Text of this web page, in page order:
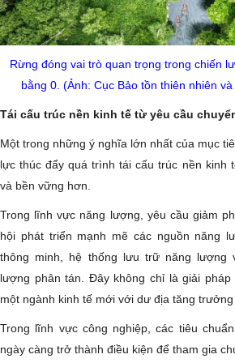
Rừng đóng vai trò quan trọng trong chiến
bằng 0. (Ảnh: Cục Bảo tồn thiên nhiên
Tái cấu trúc nền kinh tế từ yêu cầu
Một trong những ý nghĩa lớn nhất của mục
lực thúc đẩy quá trình tái cấu trúc nền kinh
và bền vững hơn.
Trong lĩnh vực năng lượng, yêu cầu giảm
hội phát triển mạnh mẽ các nguồn năng
thông minh, hệ thống lưu trữ năng lượng
lượng phân tán. Đây không chỉ là giải
một ngành kinh tế mới với dư địa tăng
Trong lĩnh vực công nghiệp, các tiêu
ngày càng trở thành điều kiện để tham gia